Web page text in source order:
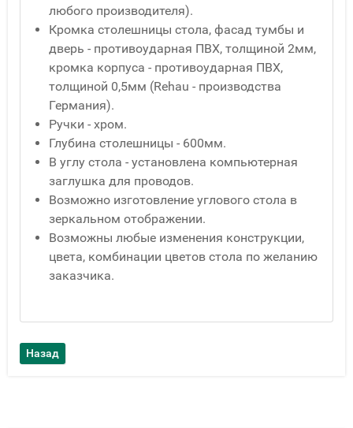
любого производителя).
Кромка столешницы стола, фасад тумбы и
дверь - противоударная ПВХ, толщиной 2мм,
кромка корпуса - противоударная ПВХ,
толщиной 0,5мм (Rehau - производства
Германия).
Ручки - хром.
Глубина столешницы - 600мм.
В углу стола - установлена компьютерная
заглушка для проводов.
Возможно изготовление углового стола в
зеркальном отображении.
Возможны любые изменения конструкции,
цвета, комбинации цветов стола по желанию
заказчика.